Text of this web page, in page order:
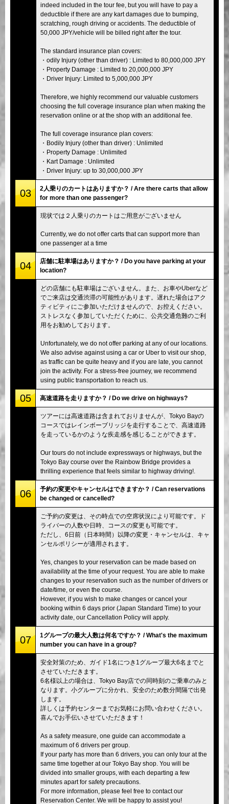
indeed included in the tour fee, but you will have to pay a
deductible if there are any kart damages due to bumping,
scratching, rough driving or accidents. The deductible of
50,000 JPY/vehicle will be billed right after the tour.
The standard insurance plan covers:
・odily Injury (other than driver) : Limited to 80,000,000 JPY
・Property Damage : Limited to 20,000,000 JPY
・Driver Injury: Limited to 5,000,000 JPY
Therefore, we highly recommend our valuable customers
choosing the full coverage insurance plan when making the
reservation online or at the shop with an additional fee.
The full coverage insurance plan covers:
・Bodily Injury (other than driver) : Unlimited
・Property Damage : Unlimited
・Kart Damage : Unlimited
・Driver Injury: up to 30,000,000 JPY
03
2人乗りのカートはありますか？ / Are there carts that allow
for more than one passenger?
現状では２人乗りのカートはご用意がございません
Currently, we do not offer carts that can support more than
one passenger at a time
04
店舗に駐車場はありますか？ / Do you have parking at your
location?
どの店舗にも駐車場はございません。また、お車やUberなど
でご来店は交通渋滞の可能性があります。遅れた場合はアク
ティビティにご参加いただけませんので、お控えください。
ストレスなく参加していただくために、公共交通危難のご利
用をお勧めしております。
Unfortunately, we do not offer parking at any of our locations.
We also advise against using a car or Uber to visit our shop,
as traffic can be quite heavy and if you are late, you cannot
join the activity. For a stress-free journey, we recommend
using public transportation to reach us.
05 高速道路を走りますか？ / Do we drive on highways?
ツアーには高速道路は含まれておりませんが、Tokyo Bayの
コースではレインボーブリッジを走行することで、高速道路
を走っているかのような疾走感を感じることができます。
Our tours do not include expressways or highways, but the
Tokyo Bay course over the Rainbow Bridge provides a
thrilling experience that feels similar to highway driving!.
06
予約の変更やキャンセルはできますか？ / Can reservations
be changed or cancelled?
ご予約の変更は、その時点での空席状況により可能です。ド
ライバーの人数や日時、コースの変更も可能です。
ただし、6日前（日本時間）以降の変更・キャンセルは、キャ
ンセルポリシーが適用されます。
Yes, changes to your reservation can be made based on
availability at the time of your request. You are able to make
changes to your reservation such as the number of drivers or
date/time, or even the course.
However, if you wish to make changes or cancel your
booking within 6 days prior (Japan Standard Time) to your
activity date, our Cancellation Policy will apply.
07
1グループの最大人数は何名ですか？ / What's the maximum
number you can have in a group?
安全対策のため、ガイド1名につき1グループ最大6名までと
させていただきます。
6名様以上の場合は、Tokyo Bay店での同時刻のご乗車のみと
なります。小グループに分かれ、安全のため数分間隔で出発
します。
詳しくは予約センターまでお気軽にお問い合わせください。
喜んでお手伝いさせていただきます！
As a safety measure, one guide can accommodate a
maximum of 6 drivers per group.
If your party has more than 6 drivers, you can only tour at the
same time together at our Tokyo Bay shop. You will be
divided into smaller groups, with each departing a few
minutes apart for safety precautions.
For more information, please feel free to contact our
Reservation Center. We will be happy to assist you!